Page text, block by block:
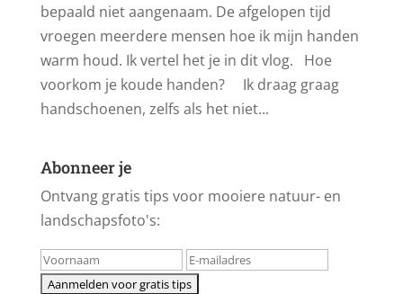
bepaald niet aangenaam. De afgelopen tijd
vroegen meerdere mensen hoe ik mijn handen
warm houd. Ik vertel het je in dit vlog. Hoe
voorkom je koude handen? Ik draag graag
handschoenen, zelfs als het niet...
Abonneer je
Ontvang gratis tips voor mooiere natuur- en
landschapsfoto's: